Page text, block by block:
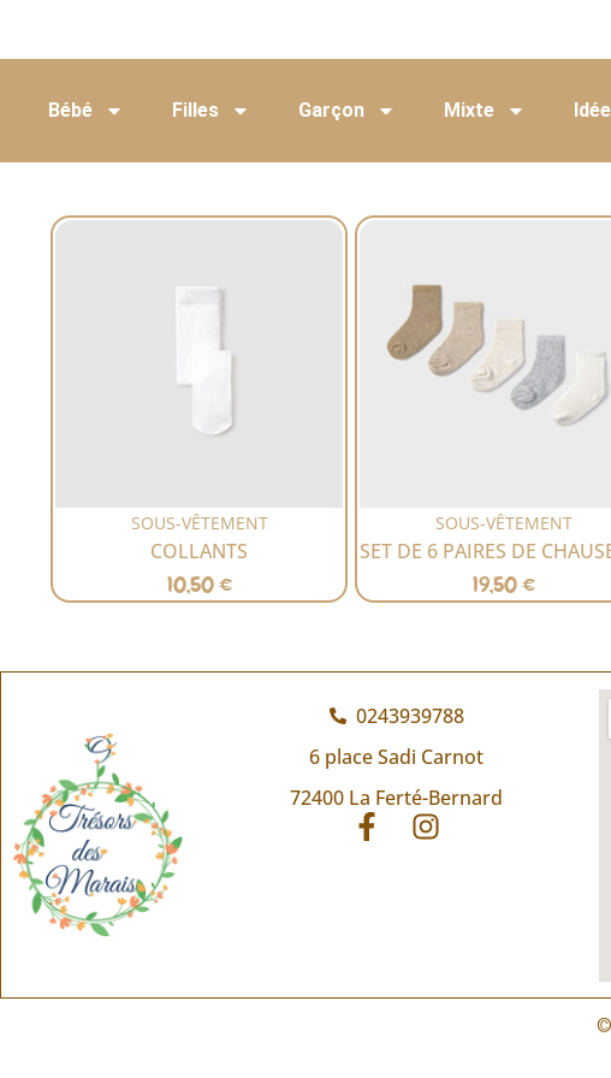
Bébé Filles Garçon Mixte
SOUS-VÊTEMENT
COLLANTS
10,50€
SOUS-VÊTEMENT
SET DE 6 PAIRES DE
19,50€
0243939788
6 place Sadi Carnot
72400 La Ferté-Bernard